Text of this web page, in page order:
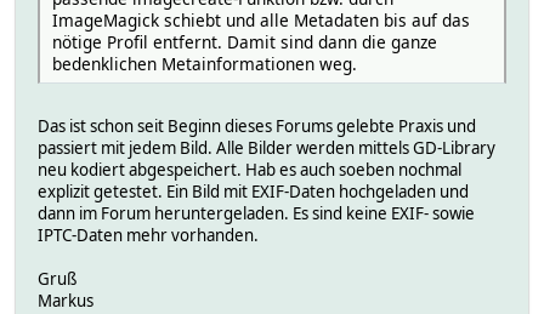
ImageMagick schiebt und alle Metadaten bis auf das
nötige Profil entfernt. Damit sind dann die ganze
bedenklichen Metainformationen weg.
Das ist schon seit Beginn dieses Forums gelebte Praxis und
passiert mit jedem Bild. Alle Bilder werden mittels GD-Library
neu kodiert abgespeichert. Hab es auch soeben nochmal
explizit getestet. Ein Bild mit EXIF-Daten hochgeladen und
dann im Forum heruntergeladen. Es sind keine EXIF- sowie
IPTC-Daten mehr vorhanden.
Gruß
Markus